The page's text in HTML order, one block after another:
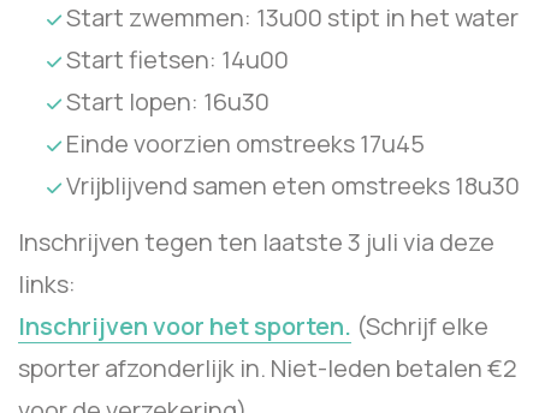
Start zwemmen: 13u00 stipt in het water
Start fietsen: 14u00
Start lopen: 16u30
Einde voorzien omstreeks 17u45
Vrijblijvend samen eten omstreeks 18u30
Inschrijven tegen ten laatste 3 juli via deze
links:
Inschrijven voor het sporten. (Schrijf elke
sporter afzonderlijk in. Niet-leden betalen €2